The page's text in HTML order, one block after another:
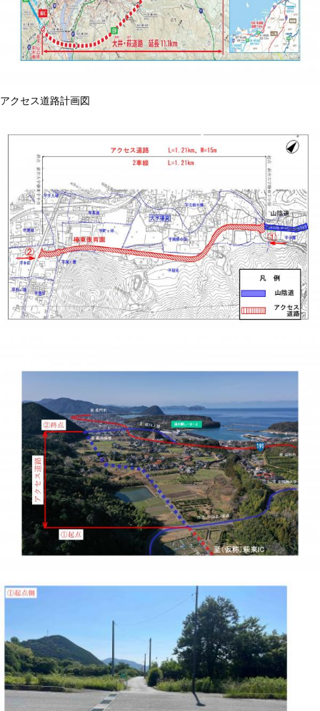
アクセス道路計画図